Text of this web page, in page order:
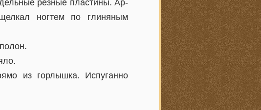
резные пластины. Ар-
ногтем по глиняным
из горлышка. Испуганно